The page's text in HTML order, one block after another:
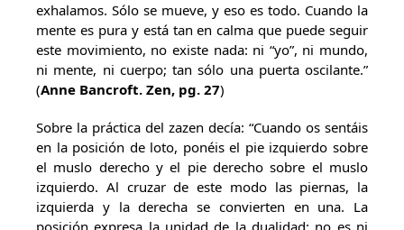
exhalamos. Sólo se mueve, y eso es todo. Cuando la
mente es pura y está tan en calma que puede seguir
este movimiento, no existe nada: ni “yo”, ni mundo,
ni mente, ni cuerpo; tan sólo una puerta oscilante.”
(Anne Bancroft. Zen, pg. 27)
Sobre la práctica del zazen decía: “Cuando os sentáis
en la posición de loto, ponéis el pie izquierdo sobre
el muslo derecho y el pie derecho sobre el muslo
izquierdo. Al cruzar de este modo las piernas, la
izquierda y la derecha se convierten en una. La
posición expresa la unidad de la dualidad: no es ni